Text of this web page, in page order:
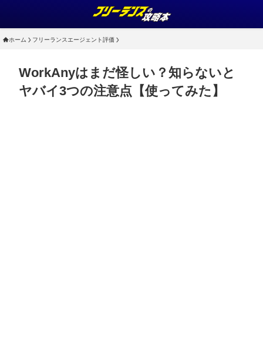
ホーム フリーランスエージェント評価
WorkAnyはまだ怪しい？知らないと
ヤバイ3つの注意点【使ってみた】